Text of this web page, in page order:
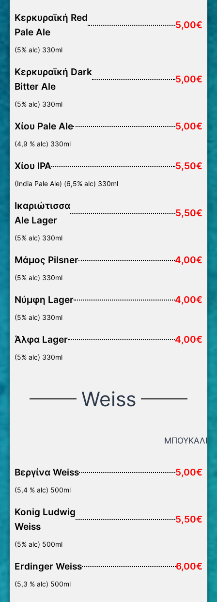
Κερκυραϊκή Red
Pale Ale
5,00€
(5% alc) 330ml
Κερκυραϊκή Dark
Bitter Ale
5,00€
(5% alc) 330ml
Χίου Pale Ale 5,00€
(4,9 % alc) 330ml
Χίου IPA 5,50€
(India Pale Ale) (6,5% alc) 330ml
Ικαριώτισσα
Ale Lager
5,50€
(5% alc) 330ml
Μάμος Pilsner 4,00€
(5% alc) 330ml
Nύμφη Lager 4,00€
(5% alc) 330ml
Άλφα Lager 4,00€
(5% alc) 330ml
Weiss
ΜΠΟΥΚΑΛΙ
Βεργίνα Weiss 5,00€
(5,4 % alc) 500ml
Konig Ludwig
Weiss
5,50€
(5% alc) 500ml
Erdinger Weiss 6,00€
(5,3 % alc) 500ml